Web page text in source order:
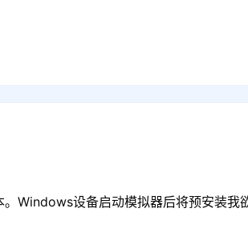
Windows设备启动模拟器后将预安装我